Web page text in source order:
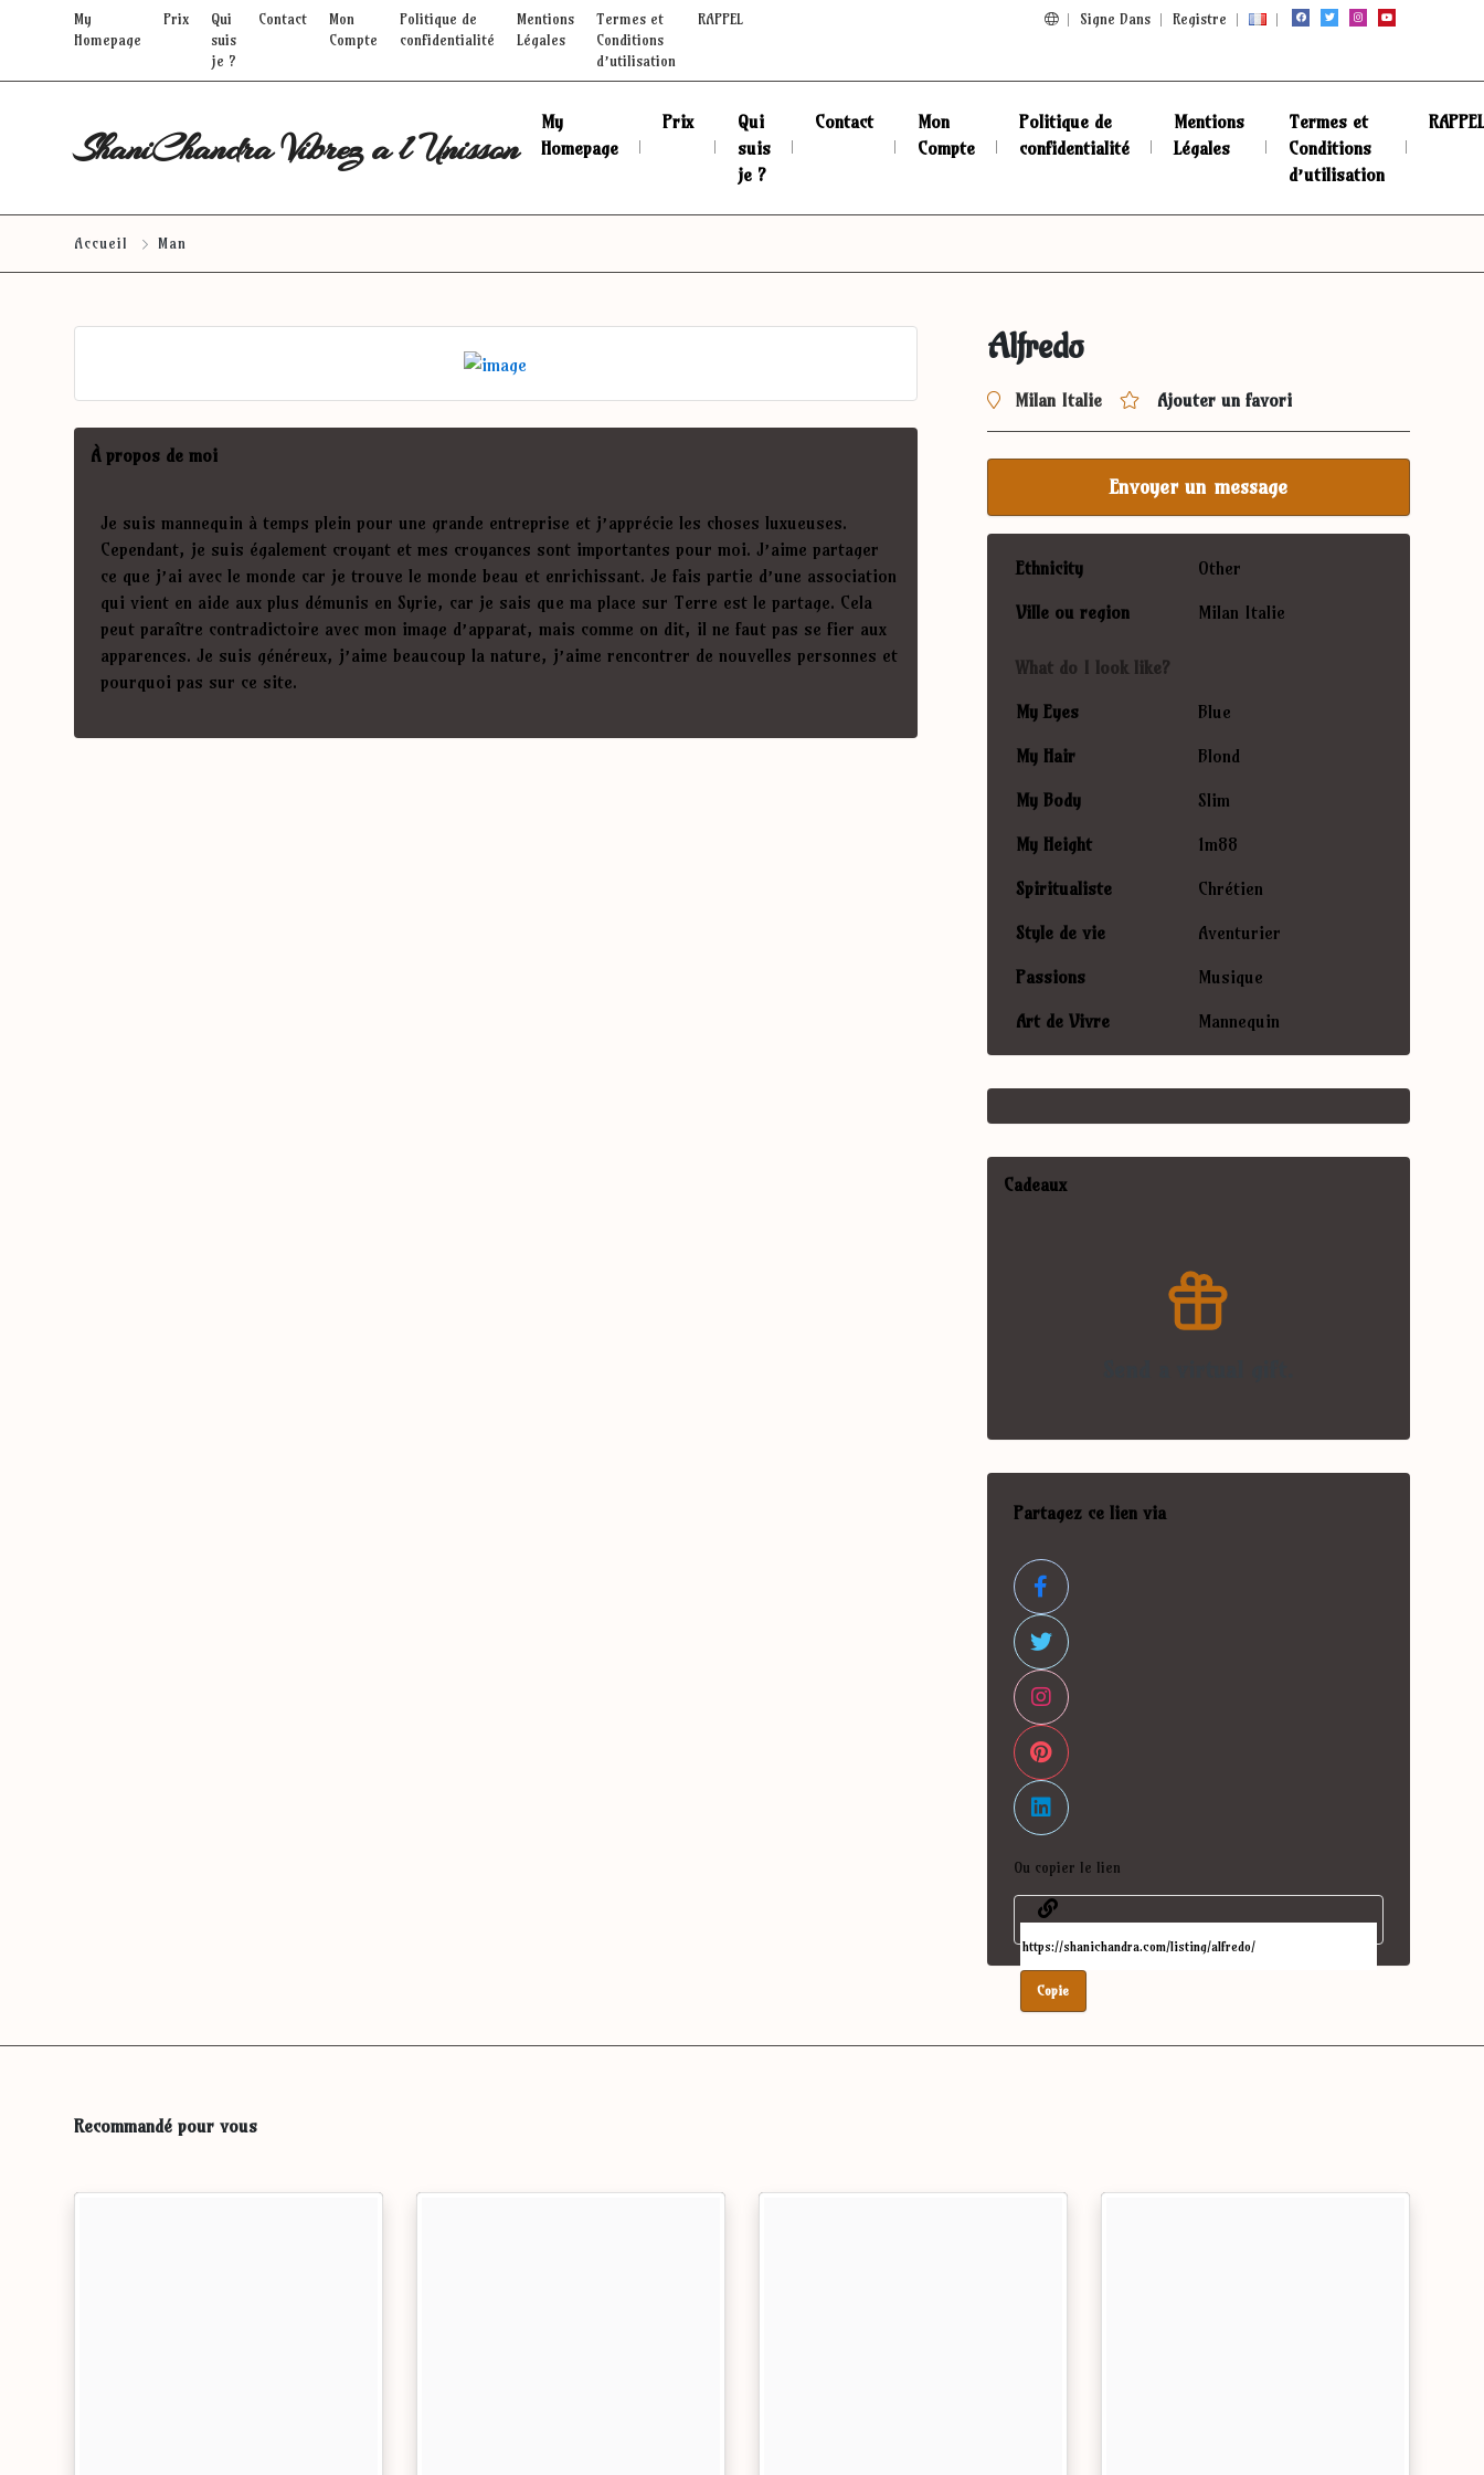
My
Homepage
Prix
Qui
suis
je ?
Contact
Mon
Compte
Politique de
confidentialité
Mentions
Légales
Termes et
Conditions
d’utilisation
RAPPEL Signe Dans Registre
ShaniChandra Vibrez a l Unisson
My
Homepage
Prix
Qui
suis
je ?
Contact
Mon
Compte
Politique de
confidentialité
Mentions
Légales
Termes et
Conditions
d’utilisation
Accueil Man
Alfredo
Milan Italie Ajouter un favori
Envoyer un message
Ethnicity
Other
Ville ou region
Milan Italie
What do I look like?
My Eyes
Blue
My Hair
Blond
My Body
Slim
My Height
1m88
Spiritualiste
Chrétien
Style de vie
Aventurier
Passions
Musique
Art de Vivre
Mannequin
Cadeaux
Partagez ce lien via
Ou copier le lien
Copie
À propos de moi
Je suis mannequin à temps plein pour une grande entreprise et j’apprécie les choses luxueuses.
Cependant, je suis également croyant et mes croyances sont importantes pour moi. J’aime partager
ce que j’ai avec le monde car je trouve le monde beau et enrichissant. Je fais partie d’une association
qui vient en aide aux plus démunis en Syrie, car je sais que ma place sur Terre est le partage. Cela
peut paraître contradictoire avec mon image d’apparat, mais comme on dit, il ne faut pas se fier aux
apparences. Je suis généreux, j’aime beaucoup la nature, j’aime rencontrer de nouvelles personnes et
pourquoi pas sur ce site.
Recommandé pour vous